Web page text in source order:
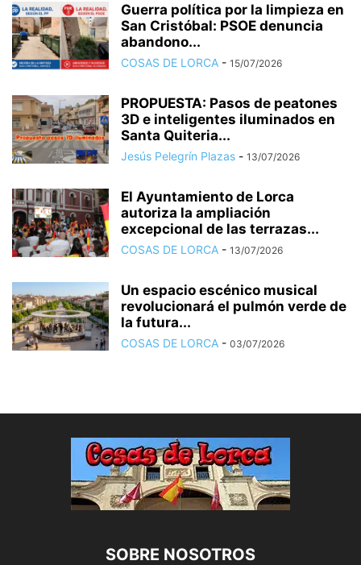
Guerra política por la limpieza en
San Cristóbal: PSOE denuncia
abandono...
COSAS DE LORCA - 15/07/2026
PROPUESTA: Pasos de peatones
3D e inteligentes iluminados en
Santa Quiteria...
Jesús Pelegrín Plazas - 13/07/2026
El Ayuntamiento de Lorca
autoriza la ampliación
excepcional de las terrazas...
COSAS DE LORCA - 13/07/2026
Un espacio escénico musical
revolucionará el pulmón verde de
la futura...
COSAS DE LORCA - 03/07/2026
SOBRE NOSOTROS